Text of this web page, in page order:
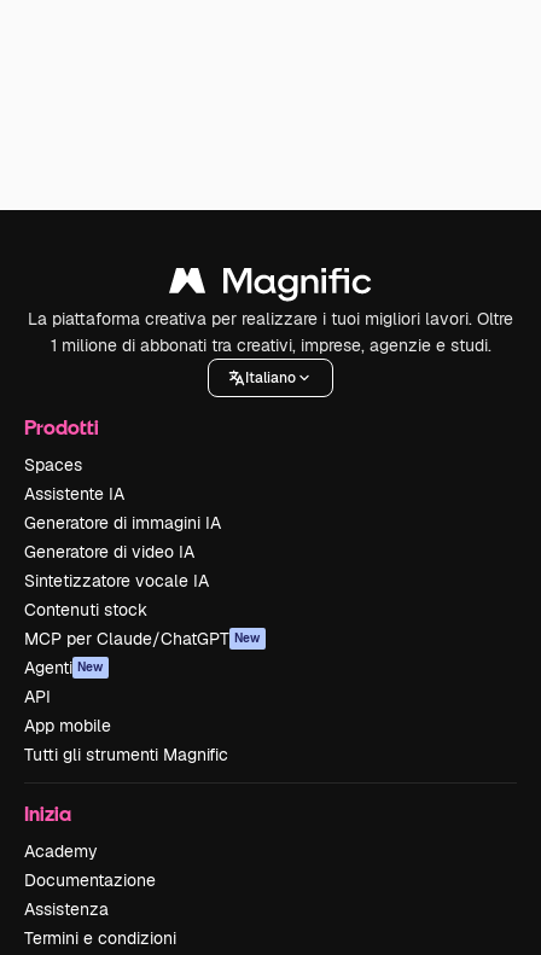
La piattaforma creativa per realizzare i tuoi migliori lavori. Oltre
1 milione di abbonati tra creativi, imprese, agenzie e studi.
Italiano
Prodotti
Spaces
Assistente IA
Generatore di immagini IA
Generatore di video IA
Sintetizzatore vocale IA
Contenuti stock
MCP per Claude/ChatGPT New
Agenti New
API
App mobile
Tutti gli strumenti Magnific
Inizia
Academy
Documentazione
Assistenza
Termini e condizioni